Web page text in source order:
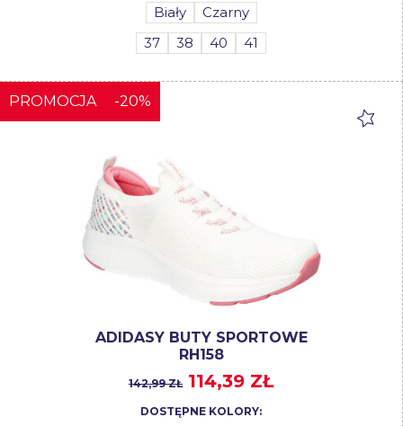
Biały
Czarny
37
38 40 41
PROMOCJA -20%
ADIDASY BUTY SPORTOWE
RH158
142,99 ZŁ 114,39 ZŁ
DOSTĘPNE KOLORY: